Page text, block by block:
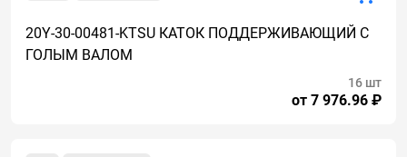
20Y-30-00481-KTSU КАТОК ПОДДЕРЖИВАЮЩИЙ С
ГОЛЫМ ВАЛОМ
от 7 976.96 ₽
16 шт